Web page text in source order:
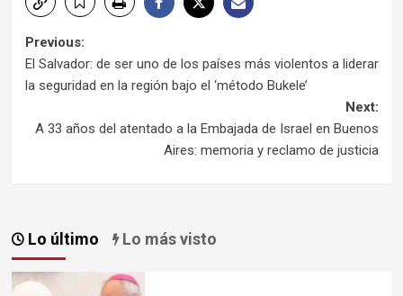
Post
navigation
Previous:
El Salvador: de ser uno de los países más violentos a liderar
la seguridad en la región bajo el ‘método Bukele’​
Next:
A 33 años del atentado a la Embajada de Israel en Buenos
Aires: memoria y reclamo de justicia
Lo último Lo más visto